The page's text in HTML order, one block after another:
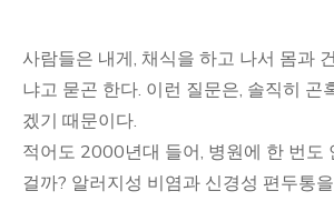
사람들은 내게, 채식을 하고 나서 몸과
냐고 묻곤 한다. 이런 질문은, 솔직히 곤
겠기 때문이다.
적어도 2000년대 들어, 병원에 한 번도
걸까? 알러지성 비염과 신경성 편두통